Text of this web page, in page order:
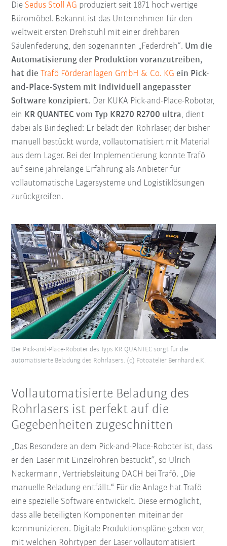
Die Sedus Stoll AG produziert seit 1871 hochwertige
Büromöbel. Bekannt ist das Unternehmen für den
weltweit ersten Drehstuhl mit einer drehbaren
Säulenfederung, den sogenannten „Federdreh“. Um die
Automatisierung der Produktion voranzutreiben,
hat die Trafö Förderanlagen GmbH & Co. KG ein Pick-
and-Place-System mit individuell angepasster
Software konzipiert. Der KUKA Pick-and-Place-Roboter,
ein KR QUANTEC vom Typ KR270 R2700 ultra, dient
dabei als Bindeglied: Er belädt den Rohrlaser, der bisher
manuell bestückt wurde, vollautomatisiert mit Material
aus dem Lager. Bei der Implementierung konnte Trafö
auf seine jahrelange Erfahrung als Anbieter für
vollautomatische Lagersysteme und Logistiklösungen
zurückgreifen.
Der Pick-and-Place-Roboter des Typs KR QUANTEC sorgt für die
automatisierte Beladung des Rohrlasers. (c) Fotoatelier Bernhard e.K.
Vollautomatisierte Beladung des
Rohrlasers ist perfekt auf die
Gegebenheiten zugeschnitten
„Das Besondere an dem Pick-and-Place-Roboter ist, dass
er den Laser mit Einzelrohren bestückt“, so Ulrich
Neckermann, Vertriebsleitung DACH bei Trafö. „Die
manuelle Beladung entfällt.“ Für die Anlage hat Trafö
eine spezielle Software entwickelt. Diese ermöglicht,
dass alle beteiligten Komponenten miteinander
kommunizieren. Digitale Produktionspläne geben vor,
mit welchen Rohrtypen der Laser vollautomatisiert